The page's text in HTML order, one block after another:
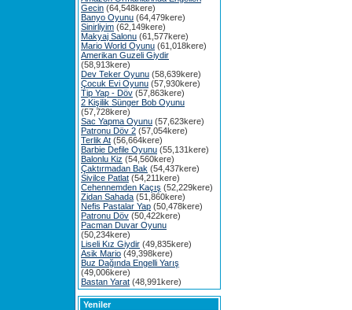
Gecin (64,548kere)
Banyo Oyunu (64,479kere)
Sinirliyim (62,149kere)
Makyaj Salonu (61,577kere)
Mario World Oyunu (61,018kere)
Amerikan Guzeli Giydir
(58,913kere)
Dev Teker Oyunu (58,639kere)
Çocuk Evi Oyunu (57,930kere)
Tip Yap - Döv (57,863kere)
2 Kişilik Sünger Bob Oyunu
(57,728kere)
Sac Yapma Oyunu (57,623kere)
Patronu Döv 2 (57,054kere)
Terlik At (56,664kere)
Barbie Defile Oyunu (55,131kere)
Balonlu Kiz (54,560kere)
Çaktırmadan Bak (54,437kere)
Sivilce Patlat (54,211kere)
Cehennemden Kaçış (52,229kere)
Zidan Sahada (51,860kere)
Nefis Pastalar Yap (50,478kere)
Patronu Döv (50,422kere)
Pacman Duvar Oyunu
(50,234kere)
Liseli Kız Giydir (49,835kere)
Asik Mario (49,398kere)
Buz Dağında Engelli Yarış
(49,006kere)
Bastan Yarat (48,991kere)
Yeniler